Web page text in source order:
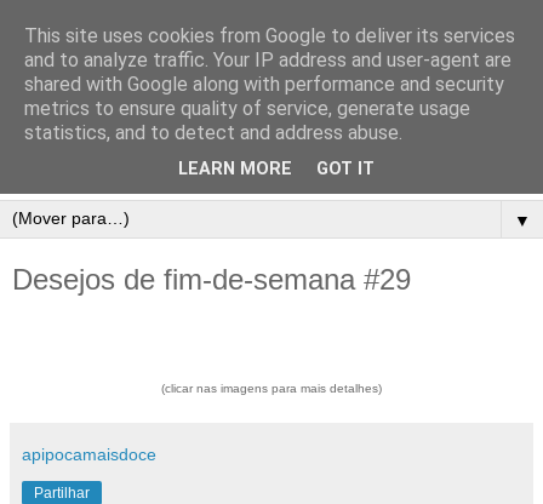
▼
Desejos de fim-de-semana #29
(clicar nas imagens para mais detalhes)
apipocamaisdoce
Partilhar
This site uses cookies from Google to deliver its services
and to analyze traffic. Your IP address and user-agent are
shared with Google along with performance and security
metrics to ensure quality of service, generate usage
statistics, and to detect and address abuse.
LEARN MORE GOT IT